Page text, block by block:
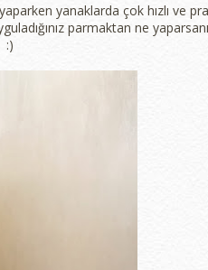
yanaklarda çok hızlı ve
parmaktan ne
:)